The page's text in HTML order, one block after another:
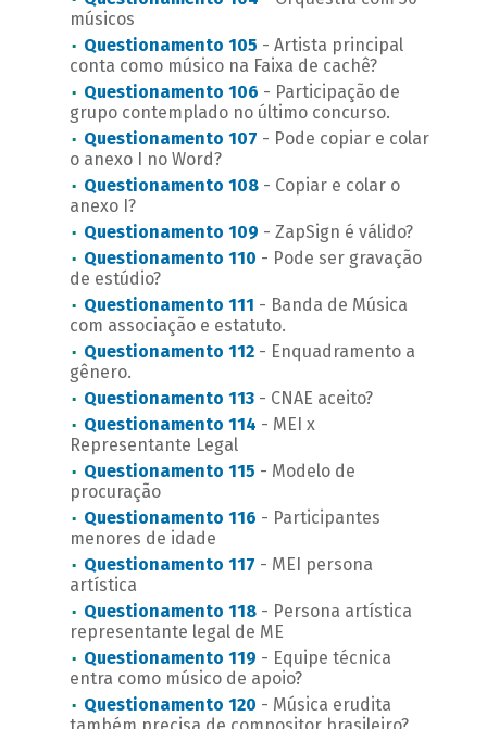
músicos
Questionamento 105 - Artista principal
conta como músico na Faixa de cachê?
Questionamento 106 - Participação de
grupo contemplado no último concurso.
Questionamento 107 - Pode copiar e colar
o anexo I no Word?
Questionamento 108 - Copiar e colar o
anexo I?
Questionamento 109 - ZapSign é válido?
Questionamento 110 - Pode ser gravação
de estúdio?
Questionamento 111 - Banda de Música
com associação e estatuto.
Questionamento 112 - Enquadramento a
gênero.
Questionamento 113 - CNAE aceito?
Questionamento 114 - MEI x
Representante Legal
Questionamento 115 - Modelo de
procuração
Questionamento 116 - Participantes
menores de idade
Questionamento 117 - MEI persona
artística
Questionamento 118 - Persona artística
representante legal de ME
Questionamento 119 - Equipe técnica
entra como músico de apoio?
Questionamento 120 - Música erudita